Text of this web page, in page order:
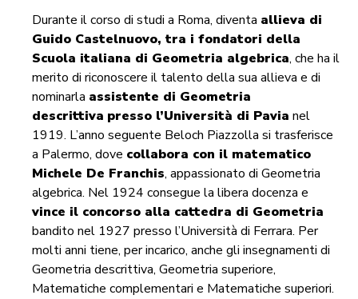
Durante il corso di studi a Roma, diventa allieva di
Guido Castelnuovo, tra i fondatori della
Scuola italiana di Geometria algebrica, che ha il
merito di riconoscere il talento della sua allieva e di
nominarla assistente di Geometria
descrittiva presso l’Università di Pavia nel
1919. L’anno seguente Beloch Piazzolla si trasferisce
a Palermo, dove collabora con il matematico
Michele De Franchis, appassionato di Geometria
algebrica. Nel 1924 consegue la libera docenza e
vince il concorso alla cattedra di Geometria
bandito nel 1927 presso l’Università di Ferrara. Per
molti anni tiene, per incarico, anche gli insegnamenti di
Geometria descrittiva, Geometria superiore,
Matematiche complementari e Matematiche superiori.